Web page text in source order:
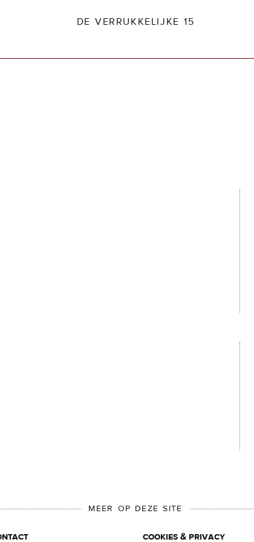
DE VERRUKKELIJKE 15
MEER OP DEZE SITE
cookies & privacy